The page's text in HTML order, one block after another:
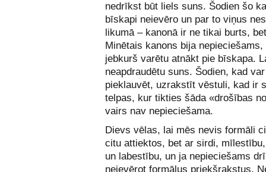
nedrīkst būt liels suns. Šodien šo
bīskapi neievēro un par to viņus
likumā – kanonā ir ne tikai burts,
Minētais kanons bija nepieciešams,
jebkurš varētu atnākt pie bīskapa.
neapdraudētu suns. Šodien, kad
pieklauvēt, uzrakstīt vēstuli, kad ir
telpas, kur tikties šāda «drošības
vairs nav nepieciešama.
Dievs vēlas, lai mēs nevis formāli
citu attiektos, bet ar sirdi,
un labestību, un ja nepieciešams
neievērot formālus priekšrakstus.